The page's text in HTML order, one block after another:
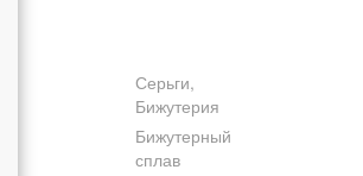
Серьги,
Бижутерия
Бижутерный
сплав